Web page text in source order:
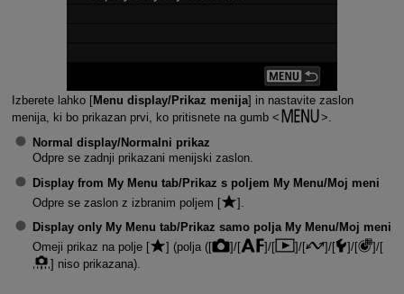
Izberete lahko [Menu display/Prikaz menija] in nastavite zaslon
menija, ki bo prikazan prvi, ko pritisnete na gumb
Normal display/Normalni prikaz
Odpre se zadnji prikazani menijski zaslon.
Display from My Menu tab/Prikaz s poljem My Menu/Moj meni
Odpre se zaslon z izbranim poljem [
].
Display only My Menu tab/Prikaz samo polja My Menu/Moj meni
Omeji prikaz na polje [
] (polja ([ ]/[ ]/[ ]/[ ]/[ ]/[
]/[
] niso prikazana).